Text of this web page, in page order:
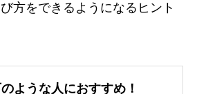
方をできるようになるヒント
ような人におすすめ！